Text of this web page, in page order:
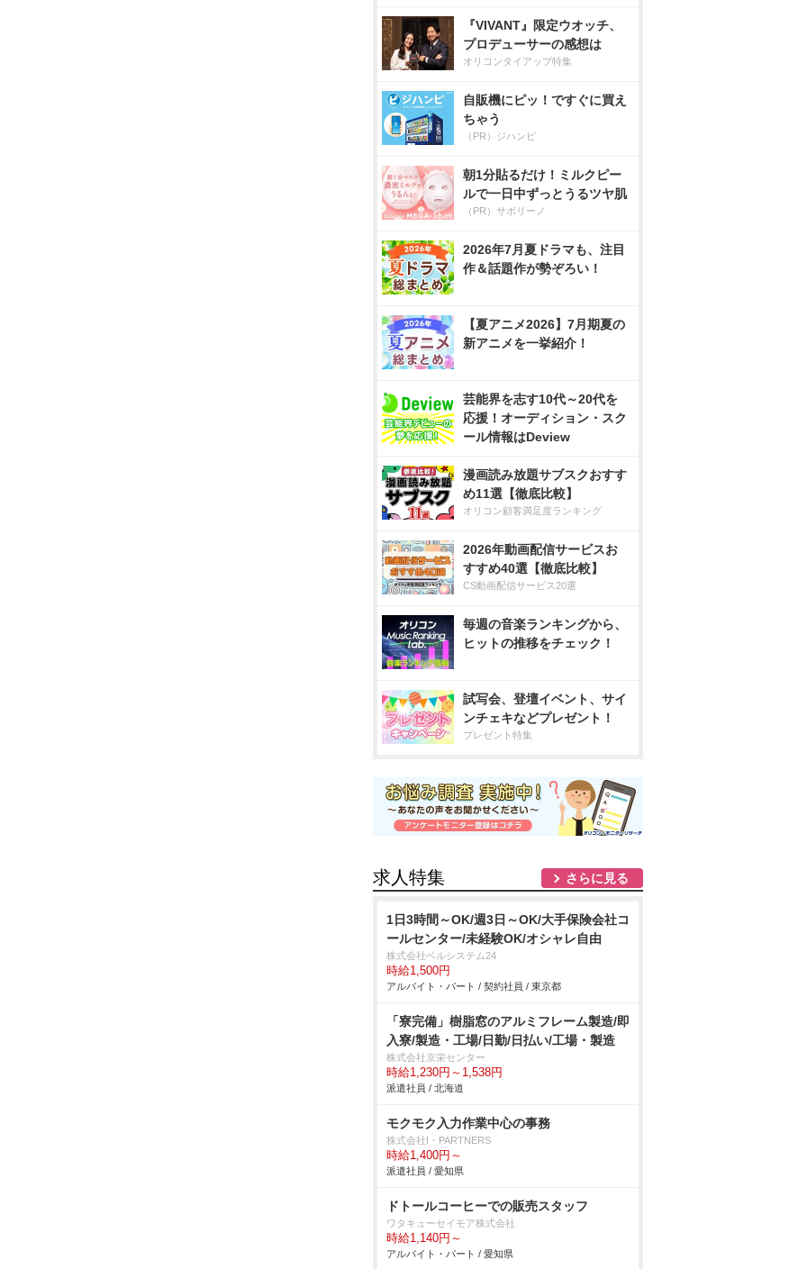
『VIVANT』限定ウオッチ、
プロデューサーの感想は
オリコンタイアップ特集
自販機にピッ！ですぐに買え
ちゃう
（PR）ジハンピ
朝1分貼るだけ！ミルクピー
ルで一日中ずっとうるツヤ肌
（PR）サボリーノ
2026年7月夏ドラマも、注目
作＆話題作が勢ぞろい！
【夏アニメ2026】7月期夏の
新アニメを一挙紹介！
芸能界を志す10代～20代を
応援！オーディション・スク
ール情報はDeview
漫画読み放題サブスクおすす
め11選【徹底比較】
オリコン顧客満足度ランキング
2026年動画配信サービスお
すすめ40選【徹底比較】
CS動画配信サービス20選
毎週の音楽ランキングから、
ヒットの推移をチェック！
試写会、登壇イベント、サイ
ンチェキなどプレゼント！
プレゼント特集
求人特集 さらに見る
1日3時間～OK/週3日～OK/大手保険会社コ
ールセンター/未経験OK/オシャレ自由
株式会社ベルシステム24
時給1,500円
アルバイト・パート / 契約社員 / 東京都
「寮完備」樹脂窓のアルミフレーム製造/即
入寮/製造・工場/日勤/日払い/工場・製造
株式会社京栄センター
時給1,230円～1,538円
派遣社員 / 北海道
モクモク入力作業中心の事務
株式会社I・PARTNERS
時給1,400円～
派遣社員 / 愛知県
ドトールコーヒーでの販売スタッフ
ワタキューセイモア株式会社
時給1,140円～
アルバイト・パート / 愛知県